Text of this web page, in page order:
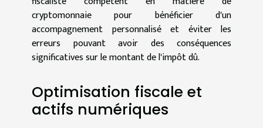
cryptomonnaie pour bénéficier d'un
accompagnement personnalisé et éviter les
erreurs pouvant avoir des conséquences
significatives sur le montant de l'impôt dû.
Optimisation fiscale et
actifs numériques